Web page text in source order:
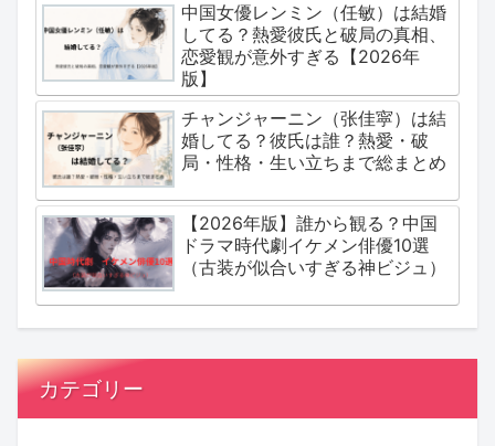
中国女優レンミン（任敏）は結婚
してる？熱愛彼氏と破局の真相、
恋愛観が意外すぎる【2026年
版】
チャンジャーニン（张佳寜）は結
婚してる？彼氏は誰？熱愛・破
局・性格・生い立ちまで総まとめ
【2026年版】誰から観る？中国
ドラマ時代劇イケメン俳優10選
（古装が似合いすぎる神ビジュ）
カテゴリー